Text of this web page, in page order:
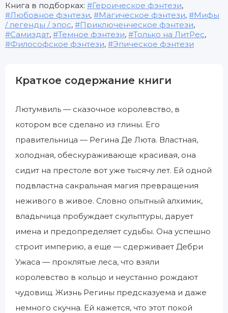
Книга в подборках: Героическое фэнтези,
Любовное фэнтези, Магическое фэнтези,
Мифы
/ легенды / эпос, Приключенческое фэнтези,
Самиздат, Темное фэнтези, Только на ЛитРес,
Философское фэнтези, Эпическое фэнтези
Краткое содержание книги
Лютумвиль — сказочное королевство, в
котором все сделано из глины. Его
правительница — Регина Де Люта. Властная,
холодная, обескураживающе красивая, она
сидит на престоле вот уже тысячу лет. Ей одной
подвластна сакральная магия превращения
неживого в живое. Словно опытный алхимик,
владычица пробуждает скульптуры, дарует
имена и предопределяет судьбы. Она успешно
строит империю, а еще — сдерживает Дебри
Ужаса — проклятые леса, что взяли
королевство в кольцо и неустанно рождают
чудовищ. Жизнь Регины предсказуема и даже
немного скучна. Ей кажется, что этот покой